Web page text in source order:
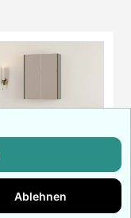
€529,99€
Ablehnen